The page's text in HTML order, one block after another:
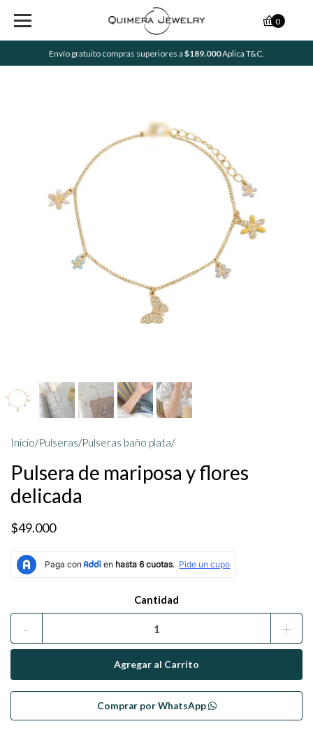
Envío gratuito compras superiores a $189.000Aplica T&C.
0
Inicio/Pulseras/Pulseras baño plata/
Pulsera de mariposa y flores
delicada
$49.000
Cantidad
- +
Comprar por WhatsApp